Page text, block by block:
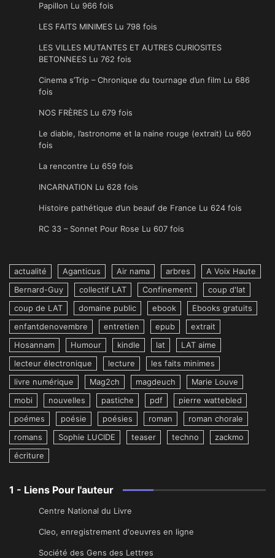
Papillon Lu 966 fois
LES FAITS MINIMES Lu 798 fois
LES VILLES MUTANTES ET AUTRES CURIOSITES
BETONNEES Lu 762 fois
Cinema s’Trip – Chronique du tournage d’un film Lu 686
fois
NOS FRÈRES Lu 679 fois
Le diable, l’astronome et la naine rouge (extrait) Lu 660
fois
La rencontre Lu 659 fois
INCARNATION Lu 628 fois
Histoire pathétique d’un beauf de France Lu 624 fois
RC 33 – Sonnet Pour Rose Lu 607 fois
actualité Aganticus Air nama arbres
A Voix Haute
Bernard-Guy
collectif LAT Confinement
coup d'lat
coup de LAT
domaine public ebook
Ebooks gratuits
enfantdenovembre
entretien epub
extrait
Hosannam
Humour kindle lat
LAT aime
lecteur électronique
lecture
les faits minimes
livre numérique
Mag2ch magdeuch
Marie Louve
mobi
nouvelles pastiche pdf
pierre wattebled
poémes
poésie poésies roman
roman chorale
romans
Sophie LUCIDE teaser techno
zackmo
écriture
1 - Liens Pour l'auteur
Centre National du Livre
Cleo, enregistrement d'oeuvres en ligne
Société des Gens des Lettres